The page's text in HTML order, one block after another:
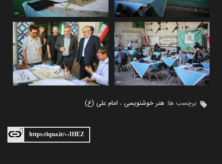
برچسب ها: هنر خوشنویسی ، امام علی (ع)
https://iqna.ir/۰۰IHEZ